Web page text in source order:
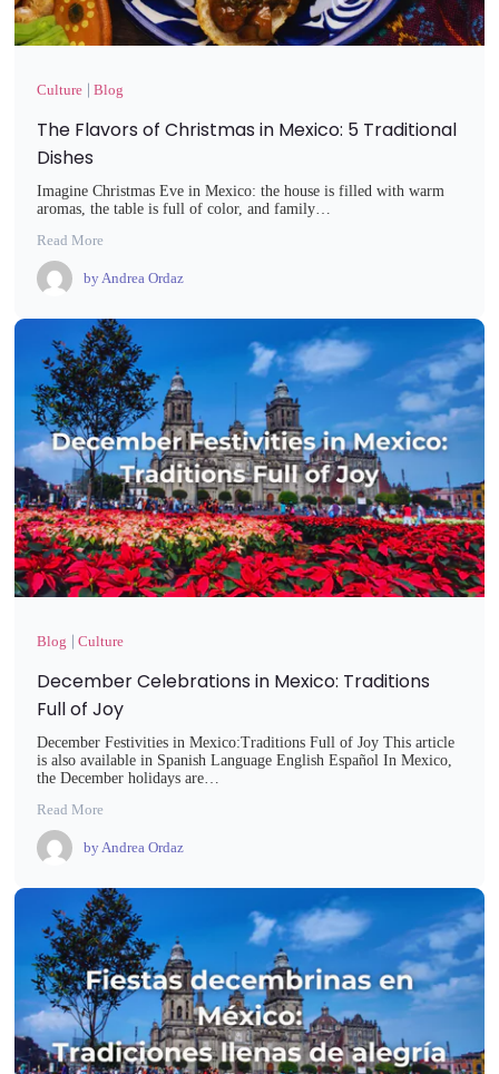
Culture Blog
The Flavors of Christmas in Mexico: 5 Traditional
Dishes
Imagine Christmas Eve in Mexico: the house is filled with warm
aromas, the table is full of color, and family…
Read More
byAndrea Ordaz
Blog Culture
December Celebrations in Mexico: Traditions
Full of Joy
December Festivities in Mexico:Traditions Full of Joy This article
is also available in Spanish Language English Español In Mexico,
the December holidays are…
Read More
byAndrea Ordaz